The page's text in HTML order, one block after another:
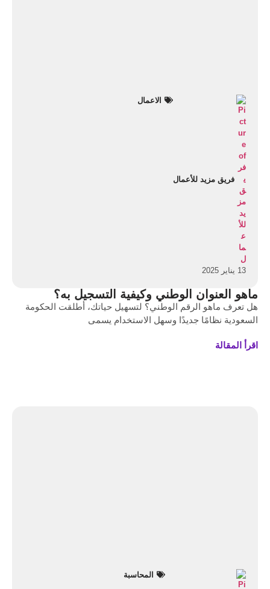
فريق مزيد للأعمال
الاعمال
13 يناير 2025
ماهو العنوان الوطني وكيفية التسجيل به؟
هل تعرف ماهو الرقم الوطني؟ لتسهيل حياتك، أطلقت الحكومة
السعودية نظامًا جديدًا وسهل الاستخدام يسمى
اقرأ المقالة
المحاسبة